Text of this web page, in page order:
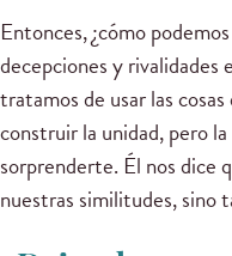
Entonces, ¿cómo
decepciones y rivalidades
tratamos de usar las
construir la unidad, pero
sorprenderte. Él nos dice
nuestras similitudes, sino